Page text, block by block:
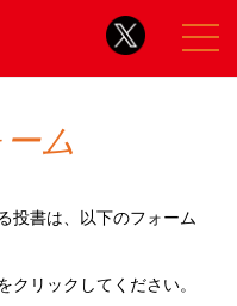
ム
投書は、以下のフォーム
クリックしてください。